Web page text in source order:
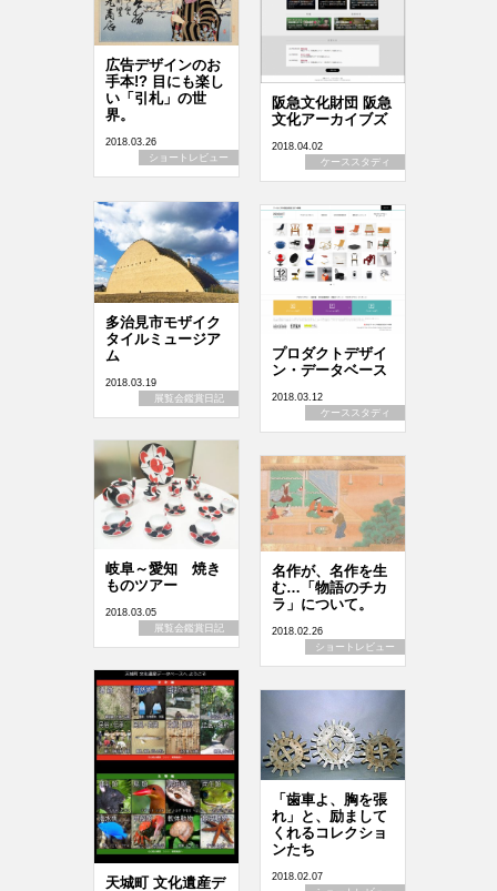
阪急文化財団 阪急
文化アーカイブズ
2018.04.02
ケーススタディ
広告デザインのお
手本!? 目にも楽し
い「引札」の世
界。
2018.03.26
ショートレビュー
多治見市モザイク
タイルミュージア
ム
2018.03.19
展覧会鑑賞日記
プロダクトデザイ
ン・データベース
2018.03.12
ケーススタディ
岐阜～愛知 焼き
ものツアー
2018.03.05
展覧会鑑賞日記
名作が、名作を生
む…「物語のチカ
ラ」について。
2018.02.26
ショートレビュー
天城町 文化遺産デ
「歯車よ、胸を張
れ」と、励まして
くれるコレクショ
ンたち
2018.02.07